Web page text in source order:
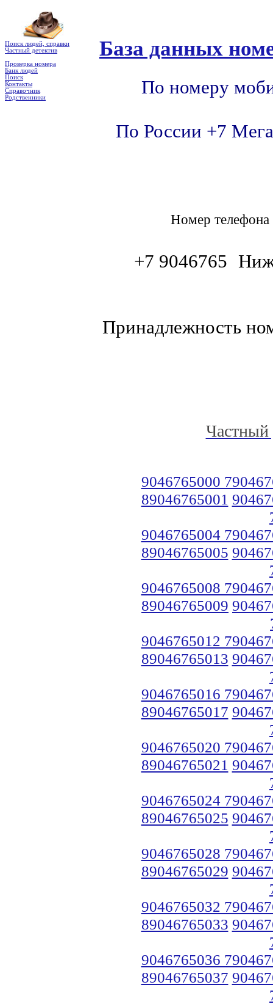
Поиск людей, справки
Частный детектив
Проверка номера
Банк людей
Поиск
Контакты
Справочник
Родственники
База данных
По номеру
По России +7
Номер
+7 9046765
Принадлежность
Частный
9046765000
89046765001
9046765004
89046765005
9046765008
89046765009
9046765012
89046765013
9046765016
89046765017
9046765020
89046765021
9046765024
89046765025
9046765028
89046765029
9046765032
89046765033
9046765036
89046765037